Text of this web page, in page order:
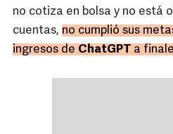
no cotiza en bolsa y no está
cuentas, no cumplió sus
ingresos de ChatGPT a